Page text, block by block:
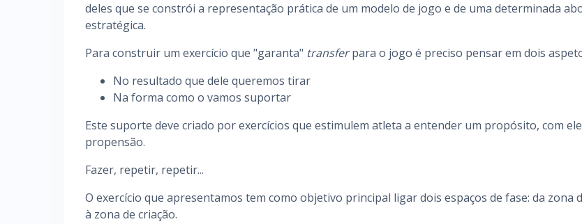
deles que se constrói a representação prática de um modelo de jogo e de uma determinada
estratégica.
Para construir um exercício que "garanta" transferpara o jogo é preciso pensar em dois
No resultado que dele queremos tirar
Na forma como o vamos suportar
Este suporte deve criado por exercícios que estimulem atleta a entender um propósito, com
propensão.
Fazer, repetir, repetir...
O exercício que apresentamos tem como objetivo principal ligar dois espaços de fase: da zona
à zona de criação.